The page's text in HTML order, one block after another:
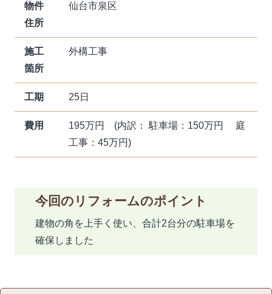
物件
住所
仙台市泉区
施工
箇所
外構工事
工期 25日
費用
195万円 (内訳： 駐車場：150万円 庭
工事：45万円)
今回のリフォームのポイント
建物の角を上手く使い、合計2台分の駐車場を
確保しました